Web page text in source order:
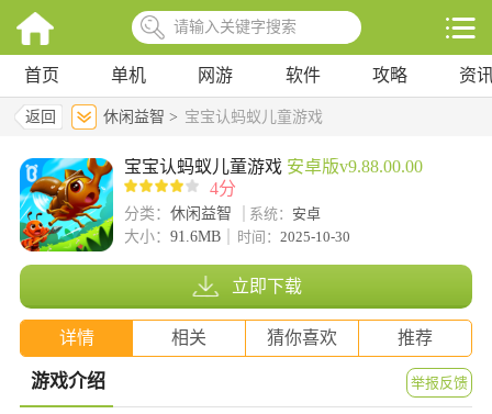
首页 单机 网游 软件 攻略 资
返回 休闲益智 > 宝宝认蚂蚁儿童游戏
宝宝认蚂蚁儿童游戏 安卓版v9.88.00.00
4分
分类： 休闲益智 系统： 安卓
大小： 91.6MB 时间： 2025-10-30
立即下载
详情 相关 猜你喜欢 推荐
游戏介绍 举报反馈